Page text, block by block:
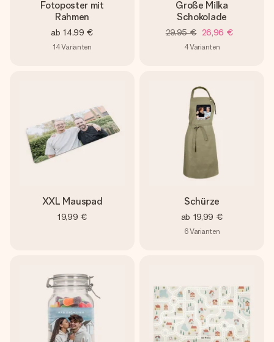
Fotoposter mit
Rahmen
ab 14,99 €
14Varianten
Große Milka
Schokolade
29,95 € 26,96 €
4Varianten
XXL Mauspad
19,99 €
Schürze
ab 19,99 €
6Varianten